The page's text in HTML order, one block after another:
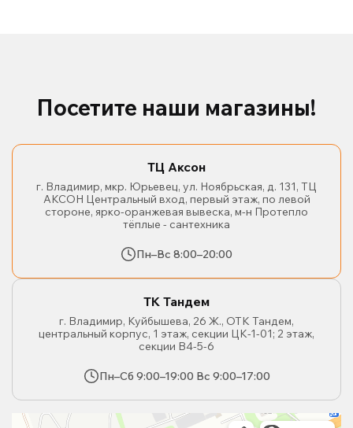
Посетите наши магазины!
ТЦ Аксон
г. Владимир, мкр. Юрьевец, ул. Ноябрьская, д. 131, ТЦ
АКСОН Центральный вход, первый этаж, по левой
стороне, ярко-оранжевая вывеска, м-н Протепло
тёплые - сантехника
Пн–Вс 8:00–20:00
ТК Тандем
г. Владимир, Куйбышева, 26 Ж., ОТК Тандем,
центральный корпус, 1 этаж, секции ЦК-1-01; 2 этаж,
секции В4-5-6
Пн–Сб 9:00–19:00 Вс 9:00–17:00